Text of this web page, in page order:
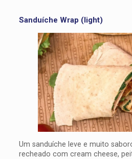
Sanduíche Wrap (light)
Um sanduíche leve e muito
recheado com cream cheese,